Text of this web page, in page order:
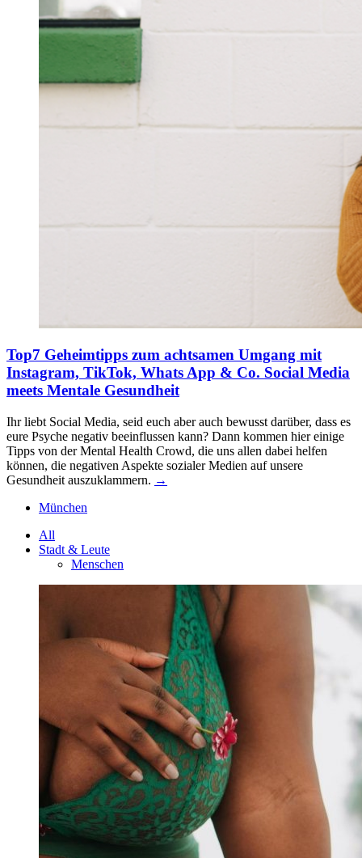
Top7 Geheimtipps zum achtsamen Umgang mit
Instagram, TikTok, Whats App & Co. Social Media
meets Mentale Gesundheit
Ihr liebt Social Media, seid euch aber auch bewusst darüber, dass es
eure Psyche negativ beeinflussen kann? Dann kommen hier einige
Tipps von der Mental Health Crowd, die uns allen dabei helfen
können, die negativen Aspekte sozialer Medien auf unsere
Gesundheit auszuklammern. →
München
All
Stadt & Leute
Menschen